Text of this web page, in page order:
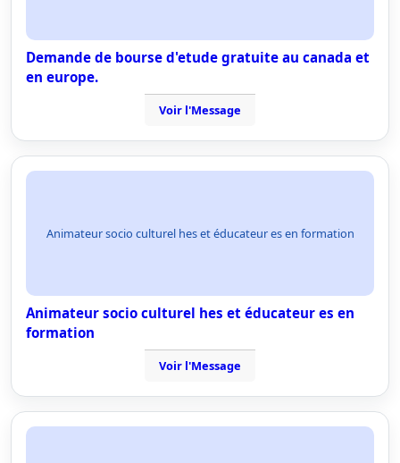
Demande de bourse d'etude gratuite au canada et
en europe.
Voir l'Message
Animateur socio culturel hes et éducateur es en formation
Animateur socio culturel hes et éducateur es en
formation
Voir l'Message